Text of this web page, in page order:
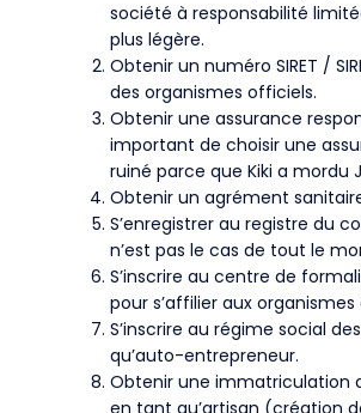
société à responsabilité
plus légère.
Obtenir un numéro SIRET /
des organismes officiels.
Obtenir une assurance
important de choisir une
ruiné parce que Kiki a mordu
Obtenir un agrément
S’enregistrer au registre du
n’est pas le cas de tout le
S’inscrire au centre de
pour s’affilier aux
S’inscrire au régime social
qu’auto-entrepreneur.
Obtenir une immatriculation
en tant qu’artisan (création